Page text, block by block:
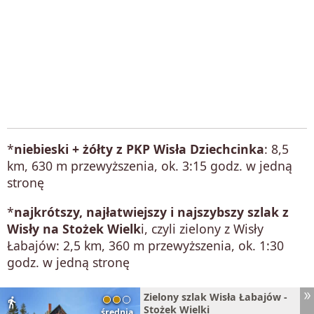
*niebieski + żółty z PKP Wisła Dziechcinka: 8,5
km, 630 m przewyższenia, ok. 3:15 godz. w jedną
stronę
*najkrótszy, najłatwiejszy i najszybszy szlak z
Wisły na Stożek Wielki, czyli zielony z Wisły
Łabajów: 2,5 km, 360 m przewyższenia, ok. 1:30
godz. w jedną stronę
directions_walk
Zielony szlak Wisła Łabajów -
Stożek Wielki